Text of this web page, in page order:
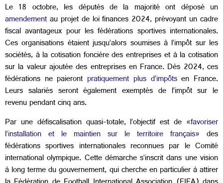
Le 18 octobre, les députés de la majorité ont déposé un
amendementau projet de loi finances 2024, prévoyant un cadre
fiscal avantageux pour les fédérations sportives internationales.
Ces organisations étaient jusqu’alors soumises à l’impôt sur les
sociétés, à la cotisation foncière des entreprises et à la cotisation
sur la valeur ajoutée des entreprises en France. Dès 2024, ces
fédérations ne paieront pratiquement plus d’impôtsen France.
Leurs salariés seront également exemptés de l’impôt sur le
revenu pendant cinq ans.
Par une défiscalisation quasi-totale, l’objectif est de «favoriser
l’installation et le maintien sur le territoire français» des
fédérations sportives internationales reconnues par le Comité
international olympique. Cette démarche s’inscrit dans une vision
à long terme du gouvernement, qui cherche en particulier à attirer